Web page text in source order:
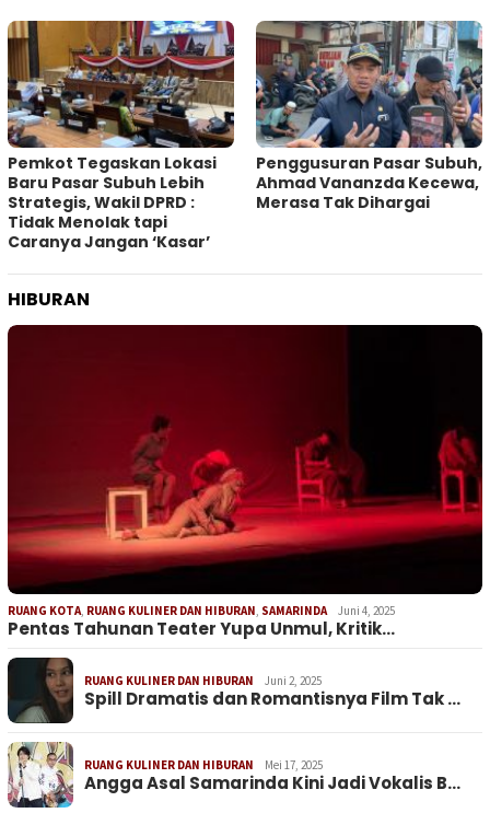
Pemkot Tegaskan Lokasi
Baru Pasar Subuh Lebih
Strategis, Wakil DPRD :
Tidak Menolak tapi
Caranya Jangan ‘Kasar’
Penggusuran Pasar Subuh,
Ahmad Vananzda Kecewa,
Merasa Tak Dihargai
HIBURAN
RUANG KOTA RUANG KULINER DAN HIBURAN SAMARINDA Juni 4, 2025
Pentas Tahunan Teater Yupa Unmul, Kritik…
RUANG KULINER DAN HIBURAN Juni 2, 2025
Spill Dramatis dan Romantisnya Film Tak …
RUANG KULINER DAN HIBURAN Mei 17, 2025
Angga Asal Samarinda Kini Jadi Vokalis B…